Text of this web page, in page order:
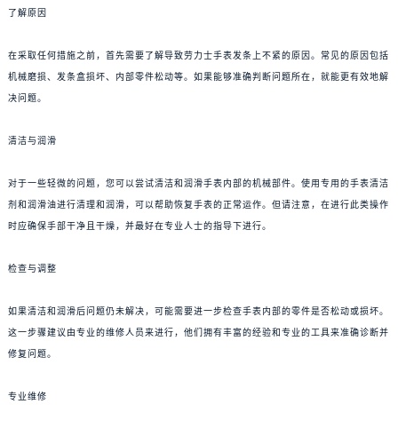
了解原因
在采取任何措施之前，首先需要了解导致劳力士手表发条上不紧的原因。常见的原因包括
机械磨损、发条盒损坏、内部零件松动等。如果能够准确判断问题所在，就能更有效地解
决问题。
清洁与润滑
对于一些轻微的问题，您可以尝试清洁和润滑手表内部的机械部件。使用专用的手表清洁
剂和润滑油进行清理和润滑，可以帮助恢复手表的正常运作。但请注意，在进行此类操作
时应确保手部干净且干燥，并最好在专业人士的指导下进行。
检查与调整
如果清洁和润滑后问题仍未解决，可能需要进一步检查手表内部的零件是否松动或损坏。
这一步骤建议由专业的维修人员来进行，他们拥有丰富的经验和专业的工具来准确诊断并
修复问题。
专业维修